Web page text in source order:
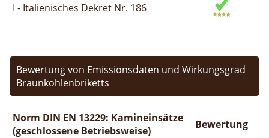
I - Italienisches Dekret Nr. 186
Bewertung von Emissionsdaten und Wirkungsgrad
Braunkohlenbriketts
Norm DIN EN 13229: Kamineinsätze
(geschlossene Betriebsweise)
Bewertung